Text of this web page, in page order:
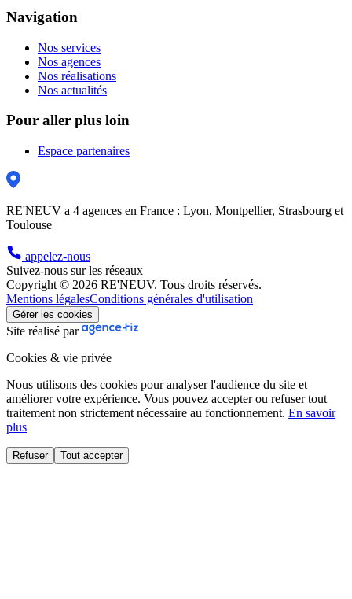
Navigation
Nos services
Nos agences
Nos réalisations
Nos actualités
Pour aller plus loin
Espace partenaires
RE'NEUV a 4 agences en France : Lyon, Montpellier, Strasbourg et
Toulouse
appelez-nous
Suivez-nous sur les réseaux
Copyright © 2026 RE'NEUV. Tous droits réservés.
Mentions légalesConditions générales d'utilisation
Gérer les cookies
Site réalisé par
Cookies & vie privée
Nous utilisons des cookies pour analyser l'audience du site et
améliorer votre expérience. Vous pouvez accepter ou refuser tout
traitement non strictement nécessaire au fonctionnement. En savoir
plus
Refuser Tout accepter